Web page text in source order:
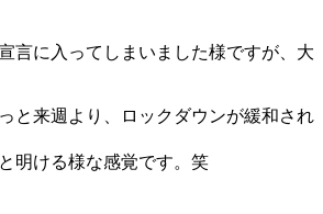
言に入ってしまいました様ですが、大
と来週より、ロックダウンが緩和され
明ける様な感覚です。笑